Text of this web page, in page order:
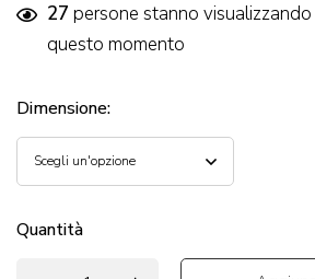
27 persone stanno
questo momento
Dimensione:
Quantità